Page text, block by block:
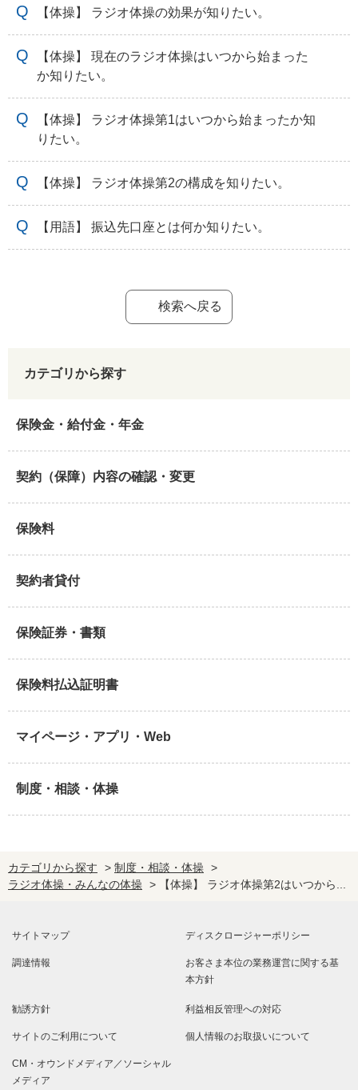
【体操】 ラジオ体操の効果が知りたい。
【体操】 現在のラジオ体操はいつから始まった
か知りたい。
【体操】 ラジオ体操第1はいつから始まったか知
りたい。
【体操】 ラジオ体操第2の構成を知りたい。
【用語】 振込先口座とは何か知りたい。
検索へ戻る
カテゴリから探す
保険金・給付金・年金
契約（保障）内容の確認・変更
保険料
契約者貸付
保険証券・書類
保険料払込証明書
マイページ・アプリ・Web
制度・相談・体操
カテゴリから探す > 制度・相談・体操 >
ラジオ体操・みんなの体操 > 【体操】 ラジオ体操第2はいつから...
サイトマップ ディスクロージャーポリシー
調達情報 お客さま本位の業務運営に関する基
本方針
勧誘方針 利益相反管理への対応
サイトのご利用について 個人情報のお取扱いについて
CM・オウンドメディア／ソーシャル
メディア